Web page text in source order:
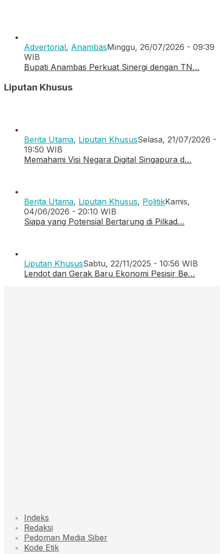
Advertorial, AnambasMinggu, 26/07/2026 - 09:39
WIB
Bupati Anambas Perkuat Sinergi dengan TN…
Liputan Khusus
Berita Utama, Liputan KhususSelasa, 21/07/2026 -
19:50 WIB
Memahami Visi Negara Digital Singapura d…
Berita Utama, Liputan Khusus, PolitikKamis,
04/06/2026 - 20:10 WIB
Siapa yang Potensial Bertarung di Pilkad…
Liputan KhususSabtu, 22/11/2025 - 10:56 WIB
Lendot dan Gerak Baru Ekonomi Pesisir Be…
Indeks
Redaksi
Pedoman Media Siber
Kode Etik